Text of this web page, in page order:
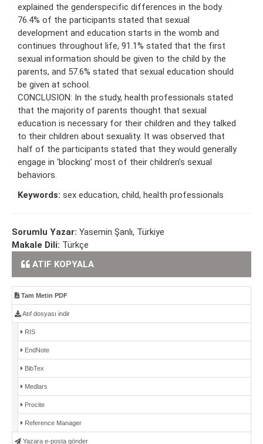
explained the genderspecific differences in the body.
76.4% of the participants stated that sexual
development and education starts in the womb and
continues throughout life, 91.1% stated that the first
sexual information should be given to the child by the
parents, and 57.6% stated that sexual education should
be given at school.
CONCLUSION: In the study, health professionals stated
that the majority of parents thought that sexual
education is necessary for their children and they talked
to their children about sexuality. It was observed that
half of the participants stated that they would generally
engage in ‘blocking’ most of their children’s sexual
behaviors.
Keywords: sex education, child, health professionals
Sorumlu Yazar: Yasemin Şanlı, Türkiye
Makale Dili: Türkçe
ATIF KOPYALA
Tam Metin PDF
Atıf dosyası indir
RIS
EndNote
BibTex
Medlars
Procite
Reference Manager
Yazara e-posta gönder